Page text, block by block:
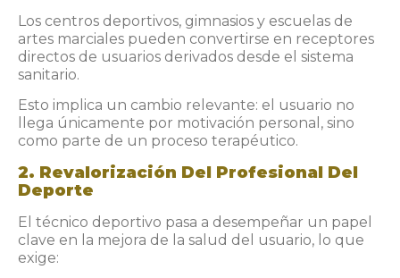
Los centros deportivos, gimnasios y escuelas de
artes marciales pueden convertirse en receptores
directos de usuarios derivados desde el sistema
sanitario.
Esto implica un cambio relevante: el usuario no
llega únicamente por motivación personal, sino
como parte de un proceso terapéutico.
2. Revalorización Del Profesional Del
Deporte
El técnico deportivo pasa a desempeñar un papel
clave en la mejora de la salud del usuario, lo que
exige: